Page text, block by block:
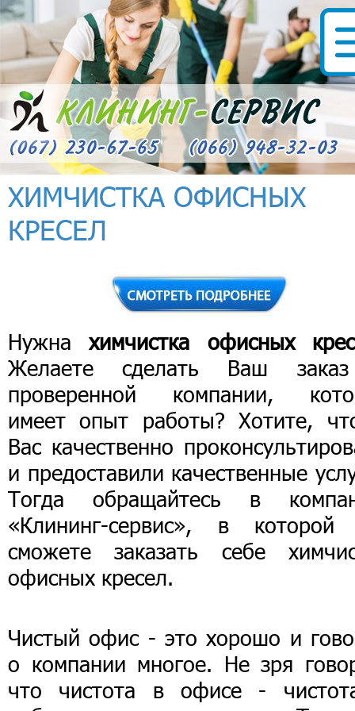
ХИМЧИСТКА ОФИСНЫХ
КРЕСЕЛ
Нужнахимчистка офисных
Желаете сделать Ваш
проверенной компании,
имеет опыт работы? Хотите,
Вас качественно
и предоставили качественные
Тогда обращайтесь в
«Клининг-сервис», в
сможете заказать себе
офисных кресел.
Чистый офис - это хорошо и
о компании многое. Не зря
что чистота в офисе -